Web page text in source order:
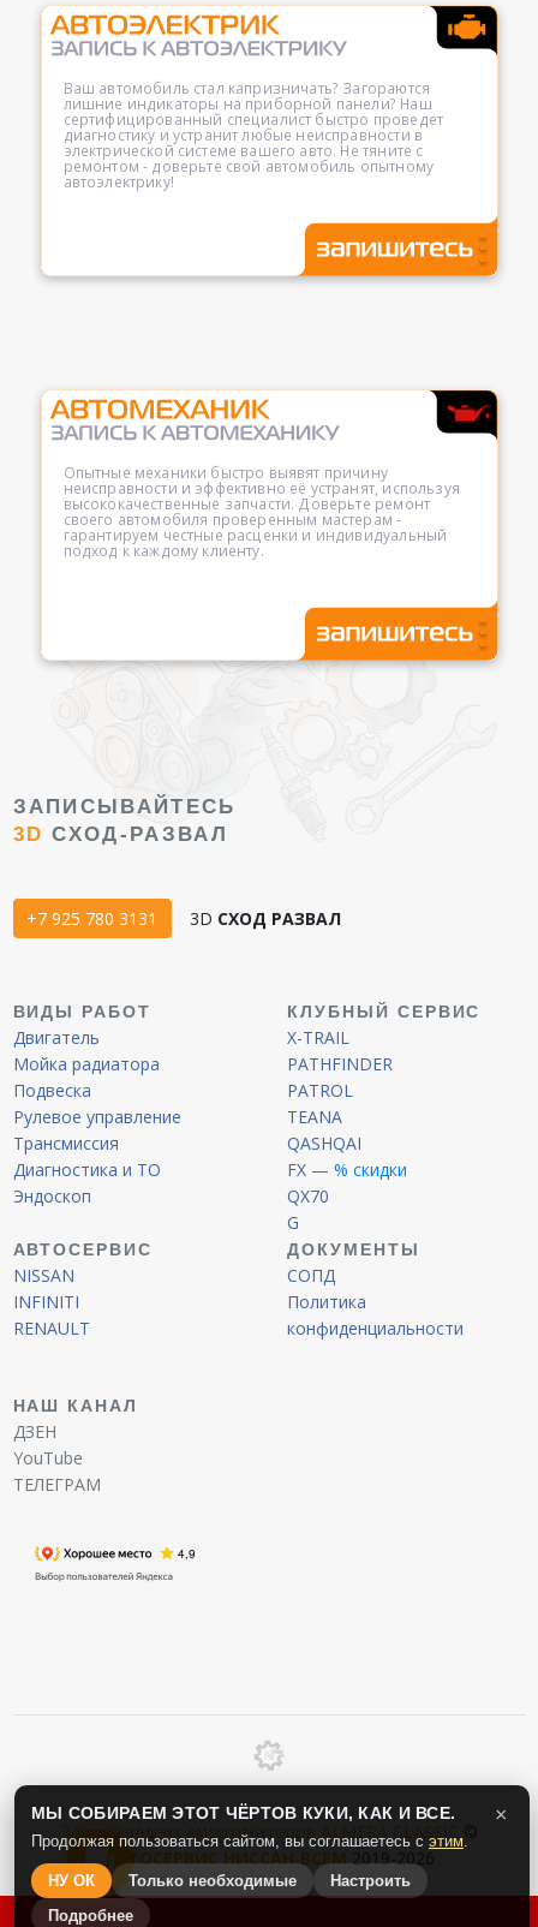
Ваш автомобиль стал капризничать? Загораются
лишние индикаторы на приборной панели? Наш
сертифицированный специалист быстро проведет
диагностику и устранит любые неисправности в
электрической системе вашего авто. Не тяните с
ремонтом - доверьте свой автомобиль опытному
автоэлектрику!
Опытные механики быстро выявят причину
неисправности и эффективно её устранят, используя
высококачественные запчасти. Доверьте ремонт
своего автомобиля проверенным мастерам -
гарантируем честные расценки и индивидуальный
подход к каждому клиенту.
ЗАПИСЫВАЙТЕСЬ
3D СХОД-РАЗВАЛ
+7 925 780 3131 3D СХОД РАЗВАЛ
ВИДЫ РАБОТ
Двигатель
Мойка радиатора
Подвеска
Рулевое управление
Трансмиссия
Диагностика и ТО
Эндоскоп
КЛУБНЫЙ СЕРВИС
X-TRAIL
PATHFINDER
PATROL
TEANA
QASHQAI
FX — % скидки
QX70
G
АВТОСЕРВИС
NISSAN
INFINITI
RENAULT
ДОКУМЕНТЫ
СОПД
Политика
конфиденциальности
НАШ КАНАЛ
ДЗЕН
YouTube
ТЕЛЕГРАМ
Замена задних амортизаторов ALMERA CLASSIC ©
АВТОСЕРВИС НИССАН-ВСЕМ2019-2026
МЫ СОБИРАЕМ ЭТОТ ЧЁРТОВ КУКИ, КАК И ВСЕ.
Продолжая пользоваться сайтом, вы соглашаетесь сэтим.
НУ ОК Только необходимые
Настроить
Подробнее
×